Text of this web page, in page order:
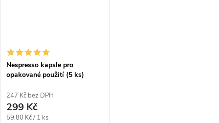
Nespresso kapsle pro
opakované použití (5 ks)
247 Kč bez DPH
299 Kč
Měrná
59,80 Kč / 1 ks